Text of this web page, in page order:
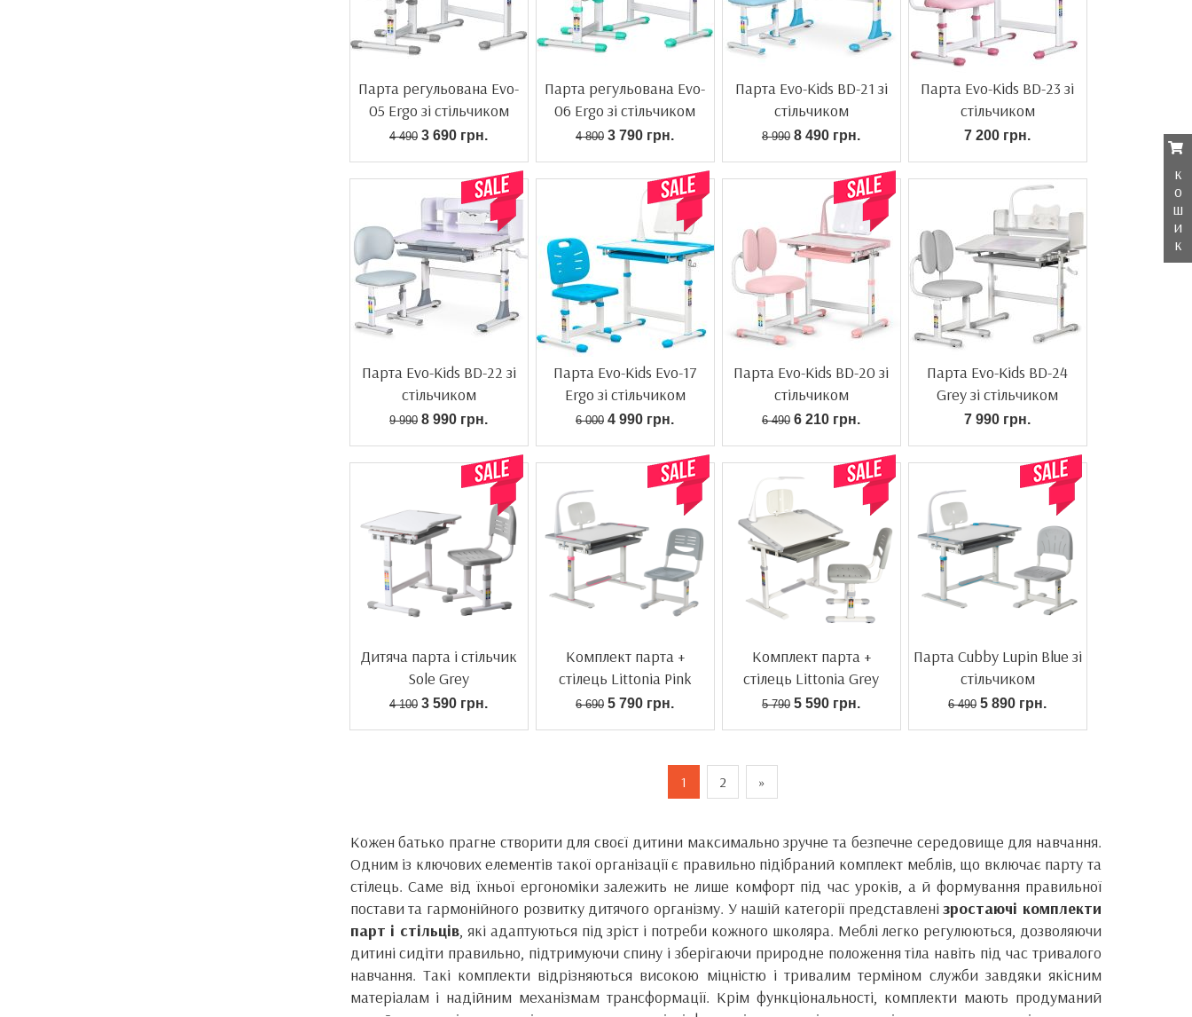
Парта регульована Evo-
05 Ergo зі стільчиком
4 490 3 690 грн.
Парта регульована Evo-
06 Ergo зі стільчиком
4 800 3 790 грн.
Парта Evo-Kids BD-21 зі
стільчиком
8 990 8 490 грн.
Парта Evo-Kids BD-23 зі
стільчиком
7 200 грн.
Парта Evo-Kids BD-22 зі
стільчиком
9 990 8 990 грн.
Парта Evo-Kids Evo-17
Ergo зі стільчиком
6 000 4 990 грн.
Парта Evo-Kids BD-20 зі
стільчиком
6 490 6 210 грн.
Парта Evo-Kids BD-24
Grey зі стільчиком
7 990 грн.
Дитяча парта і стільчик
Sole Grey
4 100 3 590 грн.
Комплект парта +
стілець Littonia Pink
6 690 5 790 грн.
Комплект парта +
стілець Littonia Grey
5 790 5 590 грн.
Парта Cubby Lupin Blue зі
стільчиком
6 490 5 890 грн.
1 2 »
Кожен батько прагне створити для своєї дитини максимально зручне та безпечне середовище для навчання.
Одним із ключових елементів такої організації є правильно підібраний комплект меблів, що включає парту та
стілець. Саме від їхньої ергономіки залежить не лише комфорт під час уроків, а й формування правильної
постави та гармонійного розвитку дитячого організму. У нашій категорії представленізростаючі комплекти
парт і стільців, які адаптуються під зріст і потреби кожного школяра. Меблі легко регулюються, дозволяючи
дитині сидіти правильно, підтримуючи спину і зберігаючи природне положення тіла навіть під час тривалого
навчання. Такі комплекти відрізняються високою міцністю і тривалим терміном служби завдяки якісним
матеріалам і надійним механізмам трансформації. Крім функціональності, комплекти мають продуманий
к
о
ш
и
к